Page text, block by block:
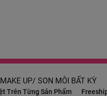
UP/ SON MÔI BẤT KỲ
Freeship Đơn Hàng >390K